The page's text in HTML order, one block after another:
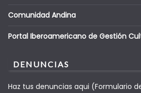
Comunidad Andina
Portal Iberoamericano de Gestión
DENUNCIAS
Haz tus denuncias aqui (Formulario